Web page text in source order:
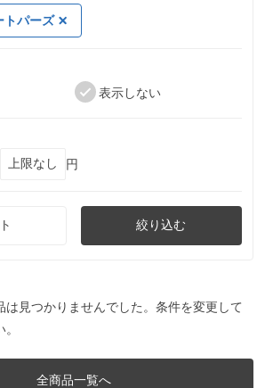
トパーズ
表示しない
円
絞り込む
は見つかりませんでした。条件を変更して
全商品一覧へ